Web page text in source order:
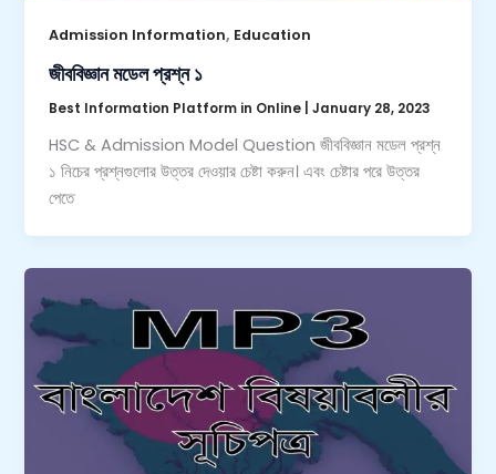
Admission Information, Education
জীববিজ্ঞান মডেল প্রশ্ন ১
Best Information Platform in Online |January 28, 2023
HSC & Admission Model Question জীববিজ্ঞান মডেল প্রশ্ন
১ নিচের প্রশ্নগুলোর উত্তর দেওয়ার চেষ্টা করুন। এবং চেষ্টার পরে উত্তর
পেতে